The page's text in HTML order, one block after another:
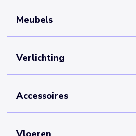
Meubels
Verlichting
Accessoires
Vloeren